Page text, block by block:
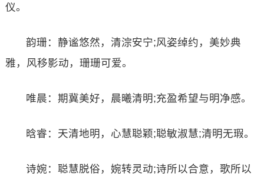
仪。
韵珊：静谧悠然，清淙安宁;风姿绰约，美妙典
雅，风移影动，珊珊可爱。
唯晨：期冀美好，晨曦清明;充盈希望与明净感。
晗睿：天清地明，心慧聪颖;聪敏淑慧;清明无瑕。
诗婉：聪慧脱俗，婉转灵动;诗所以合意，歌所以